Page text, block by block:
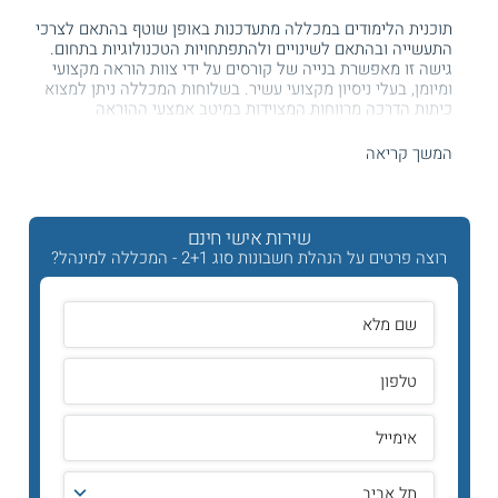
תוכנית הלימודים במכללה מתעדכנות באופן שוטף בהתאם לצרכי
התעשייה ובהתאם לשינויים ולהתפתחויות הטכנולוגיות בתחום.
גישה זו מאפשרת בנייה של קורסים על ידי צוות הוראה מקצועי
ומיומן, בעלי ניסיון מקצועי עשיר. בשלוחות המכללה ניתן למצוא
כיתות הדרכה מרווחות המצוידות במיטב אמצעי ההוראה
היכן לומדים?
קורס הנהלת חשבונות 1 + 2 מתקיים בשלוחות המכללה
למינהל בחיפה, אילת, ב"ש, אשדוד, ראשון לציון, ירושלים, תל
אביב, ופתח תקווה.
תוכנית הלימודים
עבודתם של מנהלי החשבונות נחוצה בכל ארגון ומוסד. באחריותו
של מנהל החשבונות לארגן את כל הפעולות הכלכליות של הארגון
ולפקח על ההוצאות וההכנסות שלו. מנהל החשבונות מתחזק יומן
ורישומים הכוללים אירועים חשבונאים ובכך, מבקר את כל
הפעילויות הכלכליות שיוצאות ונכנסות בחברה. מכאן, שעבודתו
החיונית של מנהל החשבונות הינה חיונית והכרחית לארגון, שכן
בלעדיו, העסק אינו יכול לפעול כראוי.
המשך קריאה
שירות אישי חינם
רוצה פרטים על הנהלת חשבונות סוג 2+1 - המכללה למינהל?